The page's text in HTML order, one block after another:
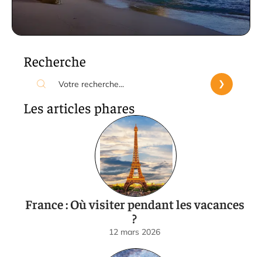
Recherche
Les articles phares
France : Où visiter pendant les vacances
?
12 mars 2026